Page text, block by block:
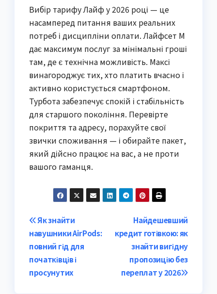
Вибір тарифу Лайф у 2026 році — це
насамперед питання ваших реальних
потреб і дисципліни оплати. Лайфсет М
дає максимум послуг за мінімальні гроші
там, де є технічна можливість. Максі
винагороджує тих, хто платить вчасно і
активно користується смартфоном.
Турбота забезпечує спокій і стабільність
для старшого покоління. Перевірте
покриття та адресу, порахуйте свої
звички споживання — і обирайте пакет,
який дійсно працює на вас, а не проти
вашого гаманця.
Post
navigation
Найдешевший
кредит готівкою: як
знайти вигідну
пропозицію без
переплат у 2026
Як знайти
навушники AirPods:
повний гід для
початківців і
просунутих